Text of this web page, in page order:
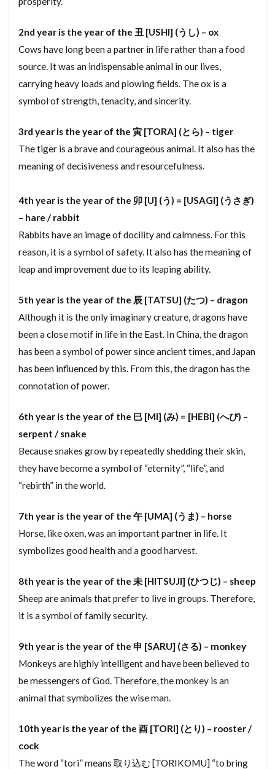
2nd year is the year of the 丑 [USHI] (うし) – ox
Cows have long been a partner in life rather than a food
source. It was an indispensable animal in our lives,
carrying heavy loads and plowing fields. The ox is a
symbol of strength, tenacity, and sincerity.
3rd year is the year of the 寅 [TORA] (とら) – tiger
The tiger is a brave and courageous animal. It also has the
meaning of decisiveness and resourcefulness.
4th year is the year of the 卯 [U] (う) = [USAGI] (うさぎ)
– hare / rabbit
Rabbits have an image of docility and calmness. For this
reason, it is a symbol of safety. It also has the meaning of
leap and improvement due to its leaping ability.
5th year is the year of the 辰 [TATSU] (たつ) – dragon
Although it is the only imaginary creature, dragons have
been a close motif in life in the East. In China, the dragon
has been a symbol of power since ancient times, and Japan
has been influenced by this. From this, the dragon has the
connotation of power.
6th year is the year of the 巳 [MI] (み) = [HEBI] (へび) –
serpent / snake
Because snakes grow by repeatedly shedding their skin,
they have become a symbol of “eternity”, “life”, and
“rebirth” in the world.
7th year is the year of the 午 [UMA] (うま) – horse
Horse, like oxen, was an important partner in life. It
symbolizes good health and a good harvest.
8th year is the year of the 未 [HITSUJI] (ひつじ) – sheep
Sheep are animals that prefer to live in groups. Therefore,
it is a symbol of family security.
9th year is the year of the 申 [SARU] (さる) – monkey
Monkeys are highly intelligent and have been believed to
be messengers of God. Therefore, the monkey is an
animal that symbolizes the wise man.
10th year is the year of the 酉 [TORI] (とり) – rooster /
cock
The word “tori” means 取り込む [TORIKOMU] “to bring
むねあげ
むなぎ みんぱく
みんしゅく
とくやく
とくていもくてき
わんるーむ
すきやずくり
じゅうせつ
じもく
すてんどぐらす
じついん
じこぶっけん じこう
じあげ
しーりんぐふぁん
しーりんぐ
しょとくこうじょ
しょうわ
せんたくぱん
そくりょうし
ぜんぶじこう
ぜんかんちゅういぎむ
ぜいりし
ぜいむしょ
せんゆうぶぶん
せんめんじょ
せっとばっく
せっこうぼーど
せこうがいしゃ
せきめん
せいれいしていとし
せいぜんぞうよ
せいしんこうぞう
すーぱーたまで
しょざいち
しょうめいしょ
さーびすあぱーとめんと
さらち
さむたーん
さかいに
さいでぃんぐ
しがいかくいき
さいけんちくふか
こだてちんたい
こくぞうようごうはん
しがいかちょうせいくいき
しょうじ
しゃこしょうめい
しょうぎょうちいき
しゅうぜんつみたて
しゅうえきぶっけん
しゃっかんほう
しゃっかほう
しゃっか
しゃくちけん
しききん
しゃくち
しゃいん
しむふりー
しまつする
しほうしょし
しはらいきんがく
しどう
そこなし
とくしゅけんちくぶつ
つりとだな